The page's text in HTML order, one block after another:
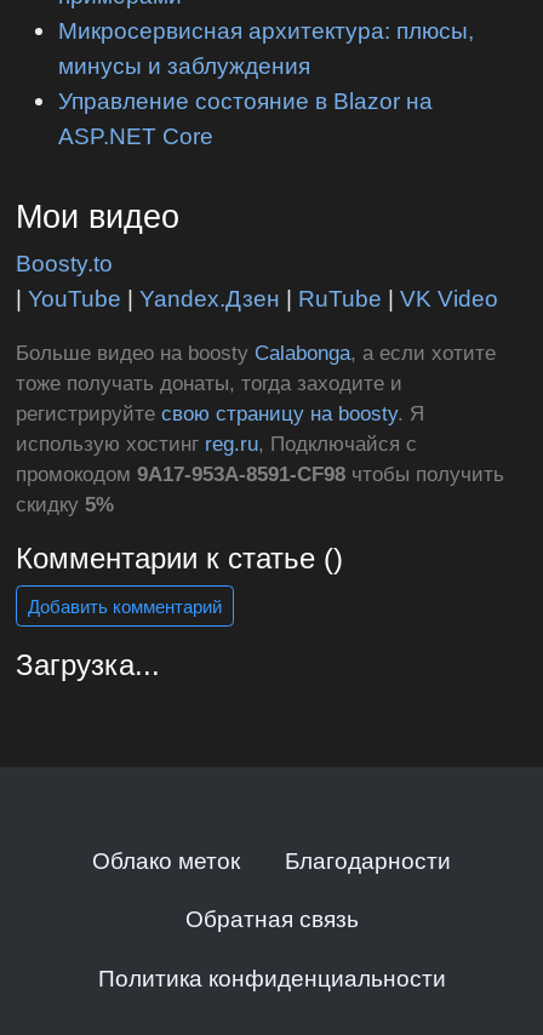
Микросервисная архитектура: плюсы,
минусы и заблуждения
Управление состояние в Blazor на
ASP.NET Core
Мои видео
Boosty.to
|YouTube |Yandex.Дзен | RuTube |VK Video
Больше видео на boosty Calabonga, а если хотите
тоже получать донаты, тогда заходите и
регистрируйтесвою страницу на boosty. Я
использую хостинг reg.ru, Подключайся с
промокодом9A17-953A-8591-CF98 чтобы получить
скидку5%
Комментарии к статье ()
Добавить комментарий
Загрузка...
Облако меток Благодарности
Обратная связь
Политика конфиденциальности